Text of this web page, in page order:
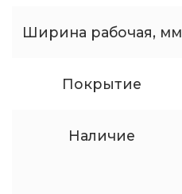
Ширина рабочая, мм
Покрытие
Наличие